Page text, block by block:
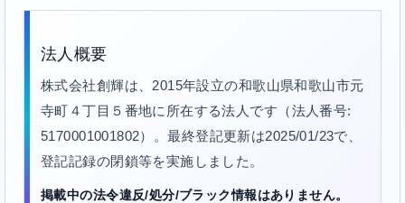
法人概要
株式会社創輝は、2015年設立の和歌山県和歌山市元
寺町４丁目５番地に所在する法人です（法人番号:
5170001001802）。最終登記更新は2025/01/23で、
登記記録の閉鎖等を実施しました。
掲載中の法令違反/処分/ブラック情報はありません。